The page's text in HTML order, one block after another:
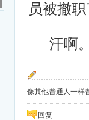
员被撤
汗啊。
像其他普通人一样
回复